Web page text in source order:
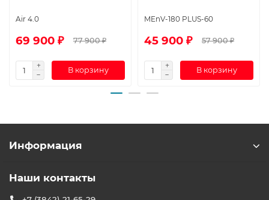
Air 4.0
69 900 ₽ 77 900 ₽
В корзину
MEnV-180 PLUS-60
45 900 ₽ 57 900 ₽
В корзину
Информация
Наши контакты